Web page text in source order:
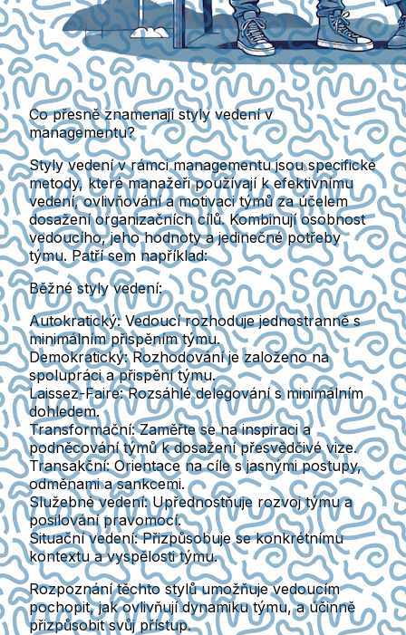
Co přesně znamenají styly vedení v
managementu?
Styly vedení v rámci managementu jsou specifické
metody, které manažeři používají k efektivnímu
vedení, ovlivňování a motivaci týmů za účelem
dosažení organizačních cílů. Kombinují osobnost
vedoucího, jeho hodnoty a jedinečné potřeby
týmu. Patří sem například:
Běžné styly vedení:
Autokratický: Vedoucí rozhoduje jednostranně s
minimálním přispěním týmu.
Demokratický: Rozhodování je založeno na
spolupráci a přispění týmu.
Laissez-Faire: Rozsáhlé delegování s minimálním
dohledem.
Transformační: Zaměřte se na inspiraci a
podněcování týmů k dosažení přesvědčivé vize.
Transakční: Orientace na cíle s jasnými postupy,
odměnami a sankcemi.
Služebné vedení: Upřednostňuje rozvoj týmu a
posilování pravomocí.
Situační vedení: Přizpůsobuje se konkrétnímu
kontextu a vyspělosti týmu.
Rozpoznání těchto stylů umožňuje vedoucím
pochopit, jak ovlivňují dynamiku týmu, a účinně
přizpůsobit svůj přístup.